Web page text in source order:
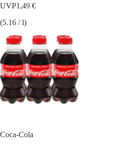
UVP1,49 €
(5.16 / l)
Coca-Cola